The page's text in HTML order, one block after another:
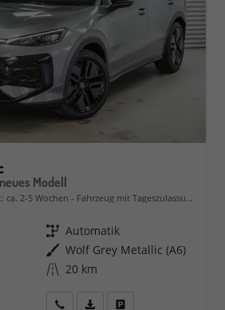
Modell
ca. 2-5 Wochen Fahrzeug mit Tageszulassung
Getriebe Automatik
Außenfarbe Wolf Grey Metallic (A6)
Kilometerstand 20 km
Rückruf PDF-Datei, Fahrzeugexposé